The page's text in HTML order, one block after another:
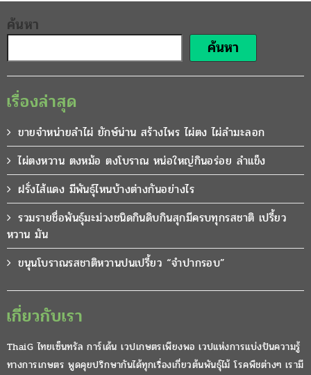
ค้นหา
ค้นหา
เรื่องล่าสุด
ขายจำหน่ายลำไผ่ ยักษ์น่าน สร้างไพร ไผ่ตง ไผ่ลำมะลอก
ไผ่ตงหวาน ตงหม้อ ตงโบราณ หน่อใหญ่กินอร่อย ลำแข็ง
ฝรั่งไส้แดง มีพันธุ์ไหนบ้างต่างกันอย่างไร
รวมรายชื่อพันธุ์มะม่วงชนิดกินดิบกินสุกมีครบทุกรสชาติ เปรี้ยว
หวาน มัน
ขนุนโบราณรสชาติหวานปนเปรี้ยว “จำปากรอบ”
เกี่ยวกับเรา
ThaiG ไทยเซ็นทรัล การ์เด้น เวปเกษตรเพียงพอ เวปแห่งการแบ่งปันความรู้
ทางการเกษตร พูดคุยปรึกษากันได้ทุกเรื่องเกี่ยวต้นพันธุ์ไม้ โรคพืชต่างๆ เรามี